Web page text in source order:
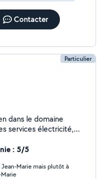
Contacter
Particulier
dans le domaine
services électricité,
: 5/5
Jean-Marie mais plutôt à